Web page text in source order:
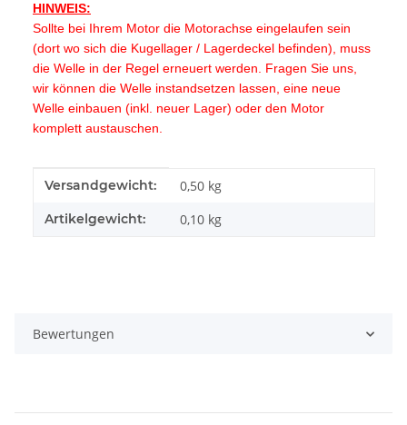
HINWEIS:
Sollte bei Ihrem Motor die Motorachse eingelaufen sein
(dort wo sich die Kugellager / Lagerdeckel befinden), muss
die Welle in der Regel erneuert werden. Fragen Sie uns,
wir können die Welle instandsetzen lassen, eine neue
Welle einbauen (inkl. neuer Lager) oder den Motor
komplett austauschen.
Produkteigenschaft
Wert
Versandgewicht: 0,50 kg
Artikelgewicht: 0,10 kg
Bewertungen